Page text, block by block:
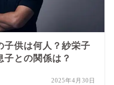
子供は何人？紗栄子
子との関係は？
2025年4月30日